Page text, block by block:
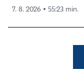
7. 8. 2026 ▪ 55:23 min.